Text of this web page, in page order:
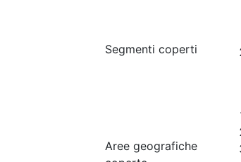
Segmenti coperti
Aree geografiche